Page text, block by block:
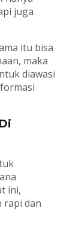
juga
itu bisa
maka
diawasi
ini,
rapi dan